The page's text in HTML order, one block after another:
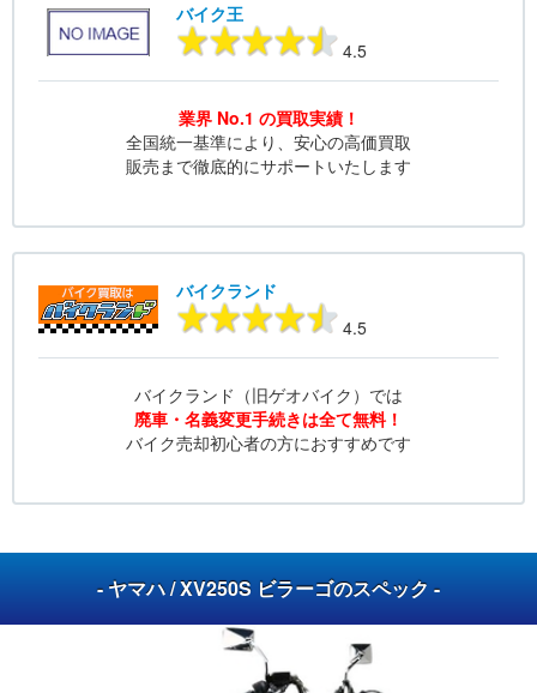
バイク王
4.5
業界 No.1 の買取実績！
全国統一基準により、安心の高価買取
販売まで徹底的にサポートいたします
バイクランド
4.5
バイクランド（旧ゲオバイク）では
廃車・名義変更手続きは全て無料！
バイク売却初心者の方におすすめです
- ヤマハ / XV250S ビラーゴのスペック -